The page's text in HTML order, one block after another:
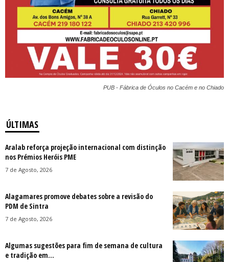
PUB - Fábrica de Óculos no Cacém e no Chiado
ÚLTIMAS
Aralab reforça projeção internacional com distinção
nos Prémios Heróis PME
7 de Agosto, 2026
Alagamares promove debates sobre a revisão do
PDM de Sintra
7 de Agosto, 2026
Algumas sugestões para fim de semana de cultura
e tradição em...